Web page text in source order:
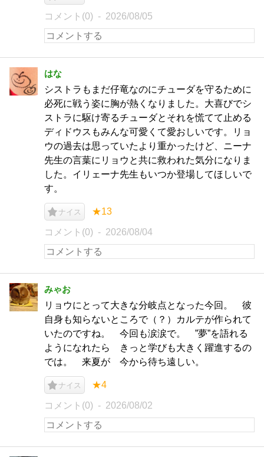
コメント(0) 2026/08/05
はな
シストラもまだ仔竜なのにチューダを守るために
必死に戦う姿に胸が熱くなりました。大喜びでシ
ストラに駆け寄るチューダとそれを慌てて止める
ディドウスもみんな可愛くて愛おしいです。リョ
ウの過去は思っていたより重かったけど、ニーナ
先生の言葉にリョウと共に救われた気分になりま
した。イリェーナ先生もいつか登場してほしいで
す。
ナイス ★13
コメント(0) 2026/08/04
みゃお
リョウにとって大きな分岐点となった今回。 彼
自身も知らないところで（？）カルテが作られて
いたのですね。 今回も涙涙で。 ”夢”を語れる
ようになれたら きっと学びも大きく躍進するの
では。 来夏が 今から待ち遠しい。
ナイス ★4
コメント(0) 2026/08/02